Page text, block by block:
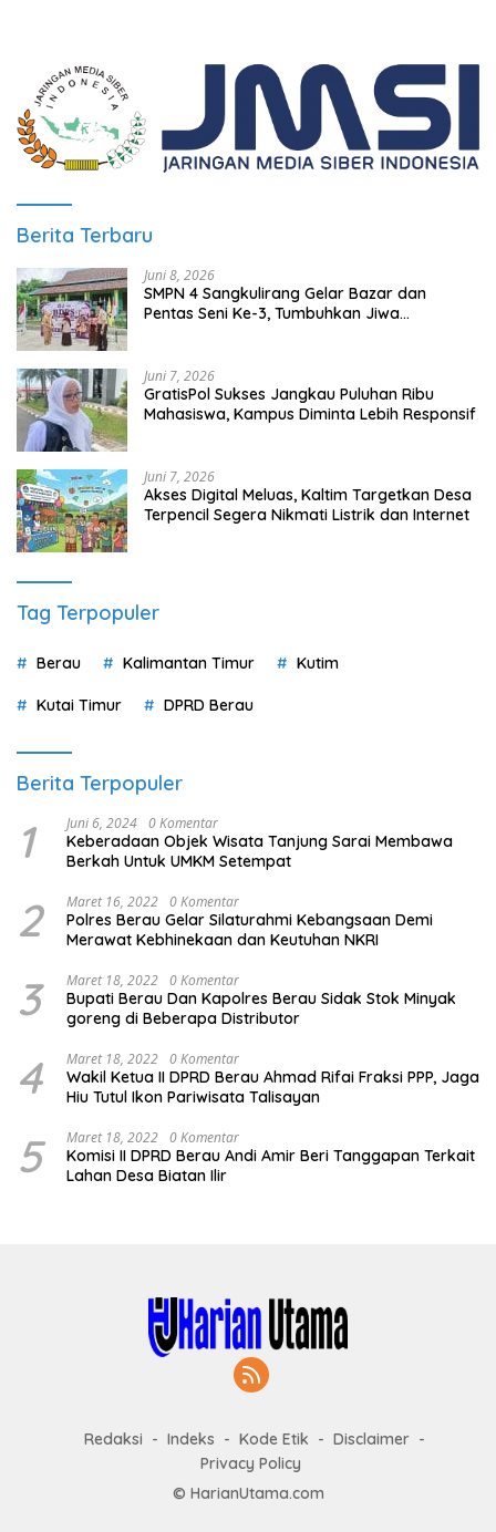
Berita Terbaru
Juni 8, 2026
SMPN 4 Sangkulirang Gelar Bazar dan
Pentas Seni Ke-3, Tumbuhkan Jiwa
Juni 7, 2026
GratisPol Sukses Jangkau Puluhan Ribu
Mahasiswa, Kampus Diminta Lebih Responsif
Juni 7, 2026
Akses Digital Meluas, Kaltim Targetkan Desa
Terpencil Segera Nikmati Listrik dan Internet
Tag Terpopuler
Berau Kalimantan Timur Kutim
Kutai Timur DPRD Berau
Berita Terpopuler
1 Juni 6, 2024 0 Komentar
Keberadaan Objek Wisata Tanjung Sarai Membawa
Berkah Untuk UMKM Setempat
2 Maret 16, 2022 0 Komentar
Polres Berau Gelar Silaturahmi Kebangsaan Demi
Merawat Kebhinekaan dan Keutuhan NKRI
3 Maret 18, 2022 0 Komentar
Bupati Berau Dan Kapolres Berau Sidak Stok Minyak
goreng di Beberapa Distributor
4 Maret 18, 2022 0 Komentar
Wakil Ketua II DPRD Berau Ahmad Rifai Fraksi PPP, Jaga
Hiu Tutul Ikon Pariwisata Talisayan
5 Maret 18, 2022 0 Komentar
Komisi II DPRD Berau Andi Amir Beri Tanggapan Terkait
Lahan Desa Biatan Ilir
Redaksi Indeks Kode Etik
Disclaimer
Privacy Policy
© HarianUtama.com